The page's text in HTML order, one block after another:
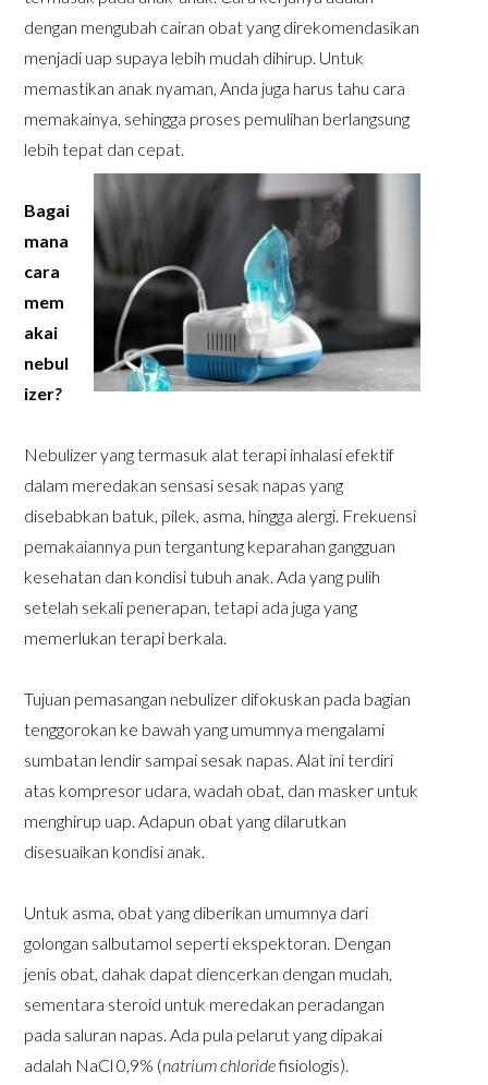
dengan mengubah cairan obat yang direkomendasikan
menjadi uap supaya lebih mudah dihirup. Untuk
memastikan anak nyaman, Anda juga harus tahu cara
memakainya, sehingga proses pemulihan berlangsung
lebih tepat dan cepat.
Bagai
mana
cara
mem
akai
nebul
izer?
Nebulizer yang termasuk alat terapi inhalasi efektif
dalam meredakan sensasi sesak napas yang
disebabkan batuk, pilek, asma, hingga alergi. Frekuensi
pemakaiannya pun tergantung keparahan gangguan
kesehatan dan kondisi tubuh anak. Ada yang pulih
setelah sekali penerapan, tetapi ada juga yang
memerlukan terapi berkala.
Tujuan pemasangan nebulizer difokuskan pada bagian
tenggorokan ke bawah yang umumnya mengalami
sumbatan lendir sampai sesak napas. Alat ini terdiri
atas kompresor udara, wadah obat, dan masker untuk
menghirup uap. Adapun obat yang dilarutkan
disesuaikan kondisi anak.
Untuk asma, obat yang diberikan umumnya dari
golongan salbutamol seperti ekspektoran. Dengan
jenis obat, dahak dapat diencerkan dengan mudah,
sementara steroid untuk meredakan peradangan
pada saluran napas. Ada pula pelarut yang dipakai
adalah NaCl 0,9% (natrium chloridefisiologis).